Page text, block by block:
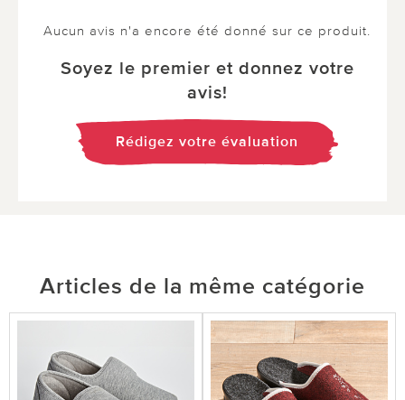
Aucun avis n'a encore été donné sur ce produit.
Soyez le premier et donnez votre
avis!
Rédigez votre évaluation
Articles de la même catégorie